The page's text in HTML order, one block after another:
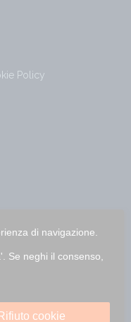
Policy
di navigazione.
Se neghi il consenso,
Rifiuto cookie